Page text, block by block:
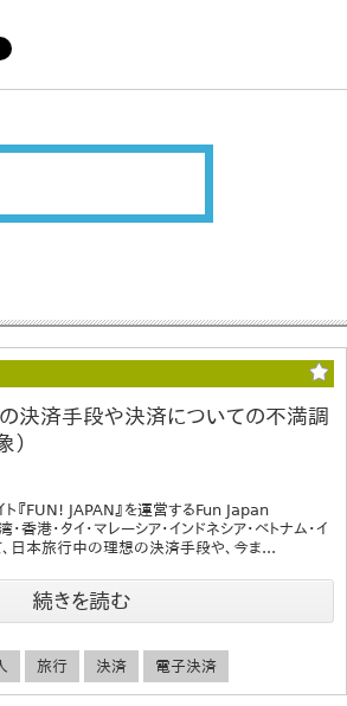
決済手段や決済についての不満調
）
ト『FUN! JAPAN』を運営するFun Japan
港・タイ・マレーシア・インドネシア・ベトナム・イ
、日本旅行中の理想の決済手段や、今ま...
続きを読む
旅行 決済 電子決済